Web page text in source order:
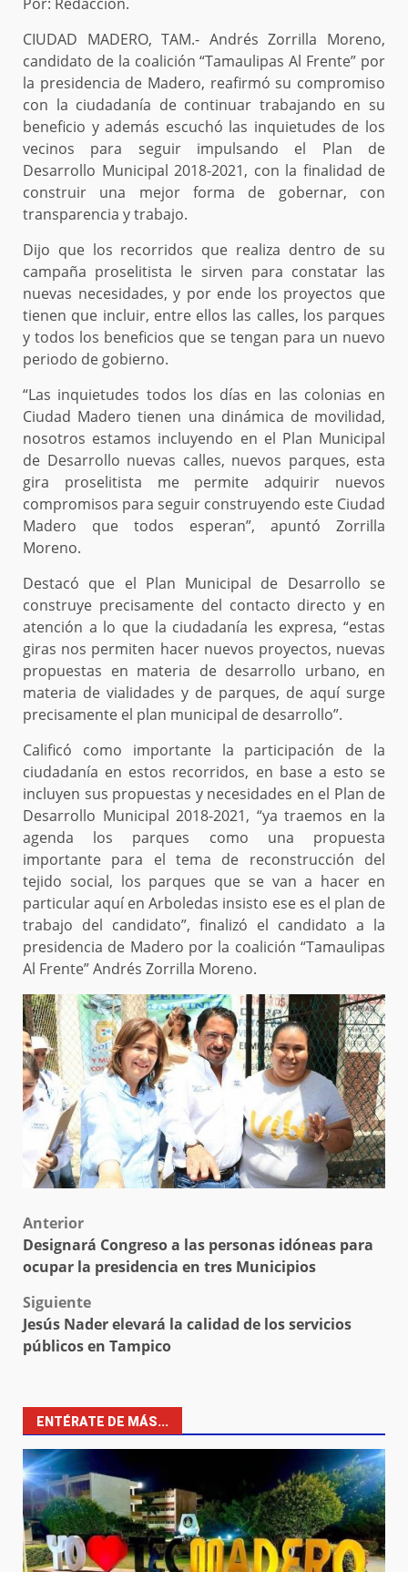
CIUDAD MADERO, TAM.- Andrés Zorrilla Moreno,
candidato de la coalición “Tamaulipas Al Frente” por
la presidencia de Madero, reafirmó su compromiso
con la ciudadanía de continuar trabajando en su
beneficio y además escuchó las inquietudes de los
vecinos para seguir impulsando el Plan de
Desarrollo Municipal 2018-2021, con la finalidad de
construir una mejor forma de gobernar, con
transparencia y trabajo.
Dijo que los recorridos que realiza dentro de su
campaña proselitista le sirven para constatar las
nuevas necesidades, y por ende los proyectos que
tienen que incluir, entre ellos las calles, los parques
y todos los beneficios que se tengan para un nuevo
periodo de gobierno.
“Las inquietudes todos los días en las colonias en
Ciudad Madero tienen una dinámica de movilidad,
nosotros estamos incluyendo en el Plan Municipal
de Desarrollo nuevas calles, nuevos parques, esta
gira proselitista me permite adquirir nuevos
compromisos para seguir construyendo este Ciudad
Madero que todos esperan”, apuntó Zorrilla
Moreno.
Destacó que el Plan Municipal de Desarrollo se
construye precisamente del contacto directo y en
atención a lo que la ciudadanía les expresa, “estas
giras nos permiten hacer nuevos proyectos, nuevas
propuestas en materia de desarrollo urbano, en
materia de vialidades y de parques, de aquí surge
precisamente el plan municipal de desarrollo”.
Calificó como importante la participación de la
ciudadanía en estos recorridos, en base a esto se
incluyen sus propuestas y necesidades en el Plan de
Desarrollo Municipal 2018-2021, “ya traemos en la
agenda los parques como una propuesta
importante para el tema de reconstrucción del
tejido social, los parques que se van a hacer en
particular aquí en Arboledas insisto ese es el plan de
trabajo del candidato”, finalizó el candidato a la
presidencia de Madero por la coalición “Tamaulipas
Al Frente” Andrés Zorrilla Moreno.
Post
navigation
Anterior
Designará Congreso a las personas idóneas para
ocupar la presidencia en tres Municipios
Siguiente
Jesús Nader elevará la calidad de los servicios
públicos en Tampico
ENTÉRATE DE MÁS...